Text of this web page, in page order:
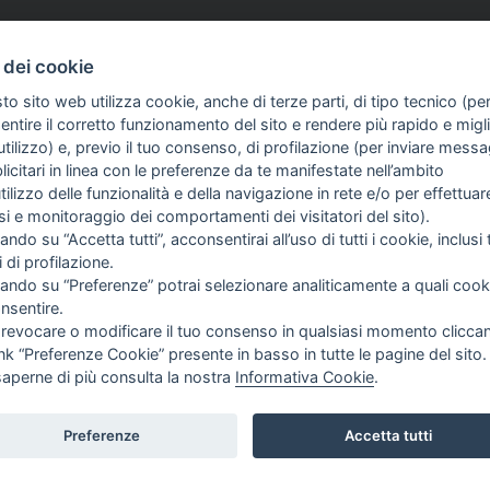
SULL'AZIENDA
SIAMO
GUIDA AGLI ACQUISTI
PROCEDURA DI ACQUISTO
DIRITTO DI RECESSO
GESTIONE RESI
dei cookie
sito web utilizza cookie, anche di terze parti, di tipo tecnico (per
il corretto funzionamento del sito e rendere più rapido e
e, previo il tuo consenso, di profilazione (per inviare
in linea con le preferenze da te manifestate nell’ambito
delle funzionalità e della navigazione in rete e/o per
e monitoraggio dei comportamenti dei visitatori del sito).
su “Accetta tutti”, acconsentirai all’uso di tutti i cookie, inclusi
di profilazione.
su “Preferenze” potrai selezionare analiticamente a quali
revocare o modificare il tuo consenso in qualsiasi momento
“Preferenze Cookie” presente in basso in tutte le pagine del sito.
di più consulta la nostra Informativa Cookie.
Preferenze Accetta tutti